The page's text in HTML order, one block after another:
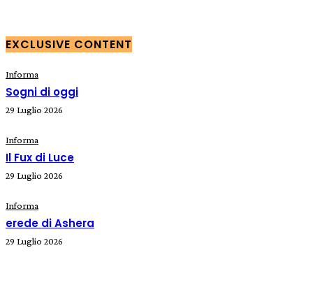
EXCLUSIVE CONTENT
Informa
Sogni di oggi
29 Luglio 2026
Informa
Il Fux di Luce
29 Luglio 2026
Informa
erede di Ashera
29 Luglio 2026